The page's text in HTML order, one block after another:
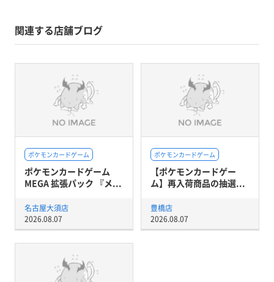
関連する店舗ブログ
ポケモンカードゲーム
ポケモンカードゲーム
MEGA 拡張パック 『メ...
名古屋大須店
2026.08.07
ポケモンカードゲーム
【ポケモンカードゲー
ム】再入荷商品の抽選...
豊橋店
2026.08.07